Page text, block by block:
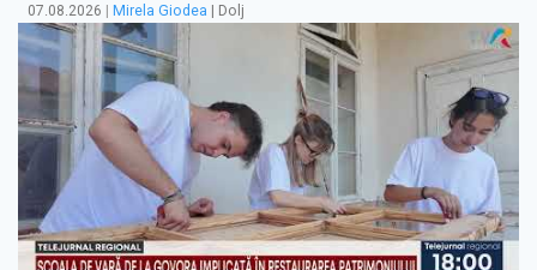
07.08.2026 | Mirela Giodea | Dolj